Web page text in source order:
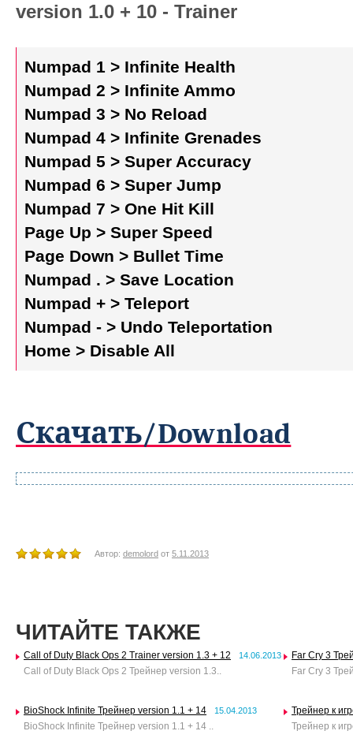
version 1.0 + 10 - Trainer
Numpad 1 > Infinite Health
Numpad 2 > Infinite Ammo
Numpad 3 > No Reload
Numpad 4 > Infinite Grenades
Numpad 5 > Super Accuracy
Numpad 6 > Super Jump
Numpad 7 > One Hit Kill
Page Up > Super Speed
Page Down > Bullet Time
Numpad . > Save Location
Numpad + > Teleport
Numpad - > Undo Teleportation
Home > Disable All
Скачать/Download
Автор: demolord от 5.11.2013
ЧИТАЙТЕ ТАКЖЕ
Call of Duty Black Ops 2 Trainer version 1.3 + 12 14.06.2013
Call of Duty Black Ops 2 Трейнер version 1.3..
Far Cry 3
Far Cry 3
BioShock Infinite Трейнер version 1.1 + 14 15.04.2013
BioShock Infinite Трейнер version 1.1 + 14 ..
Трейнер к
Трейнер к